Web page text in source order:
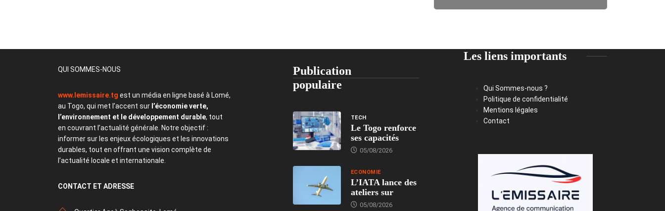
QUI SOMMES-NOUS
www.lemissaire.tg est un média en ligne basé à Lomé,
au Togo, qui met l’accent sur l’économie verte,
l’environnement et le développement durable, tout
en couvrant l’actualité générale. Notre objectif :
informer sur les enjeux écologiques et les innovations
durables, tout en offrant une vision complète de
l’actualité locale et internationale.
CONTACT ET ADRESSE
Publication
populaire
TECH
Le Togo renforce
ses capacités
05/08/2026
ECONOMIE
L’IATA lance des
ateliers sur
05/08/2026
Les liens importants
Qui Sommes-nous ?
Politique de confidentialité
Mentions légales
Contact